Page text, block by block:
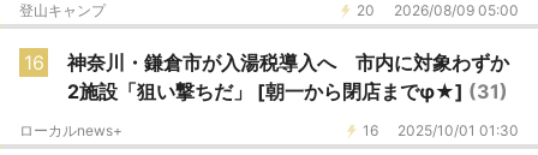
20 2026/08/09 05:00
登山キャンプ
16
神奈川・鎌倉市が入湯税導入へ 市内に対象わずか
2施設「狙い撃ちだ」 [朝一から閉店までφ★] (31)
16 2025/10/01 01:30
ローカルnews+